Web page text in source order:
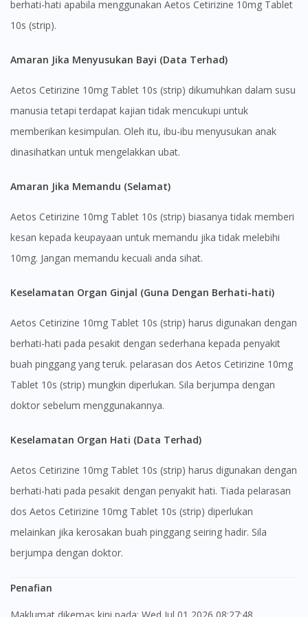
Visit DoctorOnCall Singapore
You are currently on DoctorOnCall.com.my, our Malaysian
site.
To serve you better, would you like to head over to
Continue to DoctorOnCall Singapore
No, please do not redirect me
berhati-hati apabila menggunakan Aetos Cetirizine 10mg Tablet
10s (strip).
Amaran Jika Menyusukan Bayi (Data Terhad)
Aetos Cetirizine 10mg Tablet 10s (strip) dikumuhkan dalam susu
manusia tetapi terdapat kajian tidak mencukupi untuk
memberikan kesimpulan. Oleh itu, ibu-ibu menyusukan anak
dinasihatkan untuk mengelakkan ubat.
Amaran Jika Memandu (Selamat)
Aetos Cetirizine 10mg Tablet 10s (strip) biasanya tidak memberi
kesan kepada keupayaan untuk memandu jika tidak melebihi
10mg. Jangan memandu kecuali anda sihat.
Keselamatan Organ Ginjal (Guna Dengan Berhati-hati)
Aetos Cetirizine 10mg Tablet 10s (strip) harus digunakan dengan
berhati-hati pada pesakit dengan sederhana kepada penyakit
buah pinggang yang teruk. pelarasan dos Aetos Cetirizine 10mg
Tablet 10s (strip) mungkin diperlukan. Sila berjumpa dengan
doktor sebelum menggunakannya.
Keselamatan Organ Hati (Data Terhad)
Aetos Cetirizine 10mg Tablet 10s (strip) harus digunakan dengan
berhati-hati pada pesakit dengan penyakit hati. Tiada pelarasan
dos Aetos Cetirizine 10mg Tablet 10s (strip) diperlukan
melainkan jika kerosakan buah pinggang seiring hadir. Sila
berjumpa dengan doktor.
Penafian